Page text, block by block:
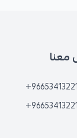
معنا